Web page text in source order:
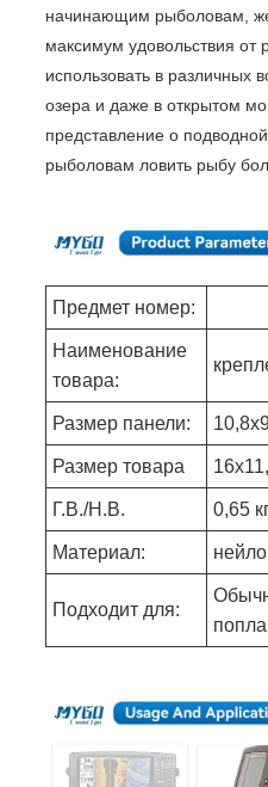
начинающим рыболовам,
максимум удовольствия от
использовать в различных
озера и даже в открытом
представление о
рыболовам ловить рыбу
Предмет номер:
Наименование
товара:
Размер панели:
Размер товара
Г.В./Н.В. 0,65
Материал:
Подходит для: